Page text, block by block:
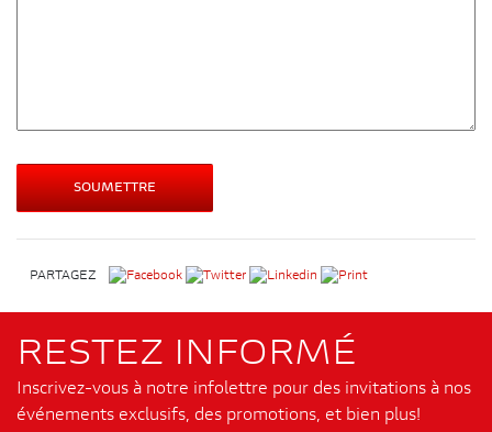
PARTAGEZ
RESTEZ INFORMÉ
Inscrivez-vous à notre infolettre pour des invitations à nos
événements exclusifs, des promotions, et bien plus!